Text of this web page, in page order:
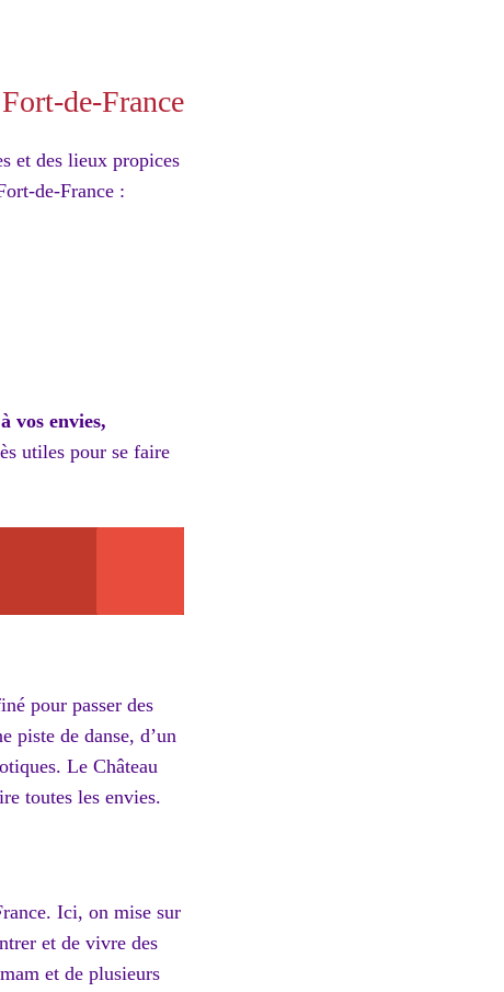
de-France
et des lieux propices
de-France :
vos envies,
utiles pour se faire
pour passer des
piste de danse, d’un
Le Château
toutes les envies.
Ici, on mise sur
et de vivre des
et de plusieurs